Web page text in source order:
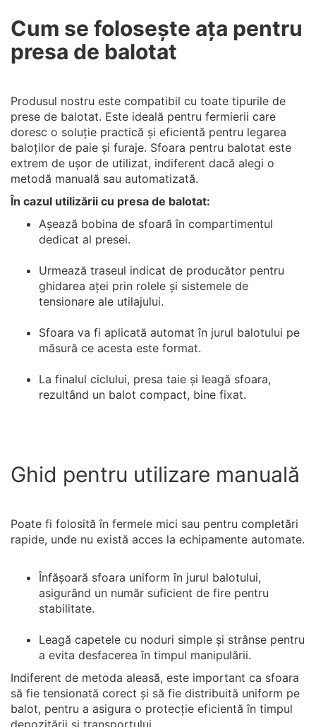
Cum se folosește ața pentru
presa de balotat
Produsul nostru este compatibil cu toate tipurile de
prese de balotat. Este ideală pentru fermierii care
doresc o soluție practică și eficientă pentru legarea
baloților de paie și furaje. Sfoara pentru balotat este
extrem de ușor de utilizat, indiferent dacă alegi o
metodă manuală sau automatizată.
În cazul utilizării cu presa de balotat:
Așează bobina de sfoară în compartimentul
dedicat al presei.
Urmează traseul indicat de producător pentru
ghidarea aței prin rolele și sistemele de
tensionare ale utilajului.
Sfoara va fi aplicată automat în jurul balotului pe
măsură ce acesta este format.
La finalul ciclului, presa taie și leagă sfoara,
rezultând un balot compact, bine fixat.
Ghid pentru utilizare manuală
Poate fi folosită în fermele mici sau pentru completări
rapide, unde nu există acces la echipamente automate.
Înfășoară sfoara uniform în jurul balotului,
asigurând un număr suficient de fire pentru
stabilitate.
Leagă capetele cu noduri simple și strânse pentru
a evita desfacerea în timpul manipulării.
Indiferent de metoda aleasă, este important ca sfoara
să fie tensionată corect și să fie distribuită uniform pe
balot, pentru a asigura o protecție eficientă în timpul
depozitării și transportului.